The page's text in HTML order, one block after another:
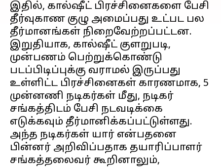
இதில், கால்ஷீட் பிரச்சினைகளை பேசி
தீர்வுகாண குழு அமைப்பது உட்பட பல
தீர்மானங்கள் நிறைவேற்றப்பட்டன.
இறுதியாக, கால்ஷீட் குளறுபடி,
முன்பணம் பெற்றுக்கொண்டு
படப்பிடிப்புக்கு வராமல் இருப்பது
உள்ளிட்ட பிரச்சினைகள் காரணமாக, 5
முன்னணி நடிகர்கள் மீது, நடிகர்
சங்கத்திடம் பேசி நடவடிக்கை
எடுக்கவும் தீர்மானிக்கப்பட்டுள்ளது.
அந்த நடிகர்கள் யார் என்பதனை
பின்னர் அறிவிப்பதாக தயாரிப்பாளர்
சங்கத்தலைவர் கூறினாலும்,